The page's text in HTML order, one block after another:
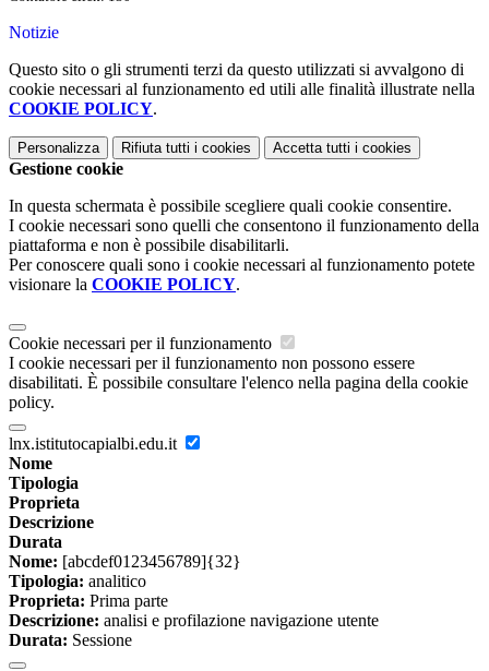
Notizie
Questo sito o gli strumenti terzi da questo utilizzati si avvalgono di
cookie necessari al funzionamento ed utili alle finalità illustrate nella
COOKIE POLICY.
Personalizza Rifiuta tutti i cookies Accetta tutti i cookies
Gestione cookie
In questa schermata è possibile scegliere quali cookie consentire.
I cookie necessari sono quelli che consentono il funzionamento della
piattaforma e non è possibile disabilitarli.
Per conoscere quali sono i cookie necessari al funzionamento potete
visionare la COOKIE POLICY.
Cookie necessari per il funzionamento
I cookie necessari per il funzionamento non possono essere
disabilitati. È possibile consultare l'elenco nella pagina della cookie
policy.
lnx.istitutocapialbi.edu.it
Nome
Tipologia
Proprieta
Descrizione
Durata
Nome: [abcdef0123456789]{32}
Tipologia: analitico
Proprieta: Prima parte
Descrizione: analisi e profilazione navigazione utente
Durata: Sessione